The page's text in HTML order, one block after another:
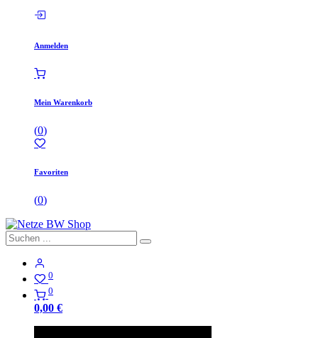
Anmelden
Mein Warenkorb
(0)
Favoriten
(0)
0
0
0,00 €